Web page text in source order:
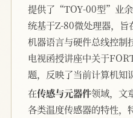
提供了“TOY-00型”业余
统基于Z-80微处理器，旨
机器语言与硬件总线控制
电视函授讲座中关于
题，反映了当前计算机知
在传感与元器件领域，文
各类温度传感器的特性，